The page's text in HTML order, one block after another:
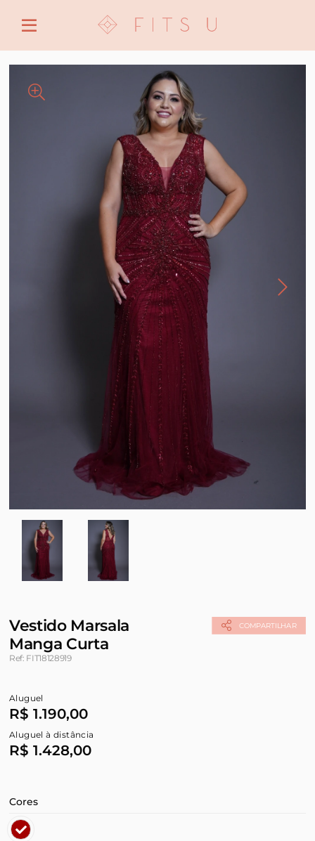
CRIAR NOVA CONTA
COMPARTILHAR
Vestido Marsala
Manga Curta
Ref: FIT18128919
Aluguel
R$ 1.190,00
Aluguel à distância
R$ 1.428,00
Cores